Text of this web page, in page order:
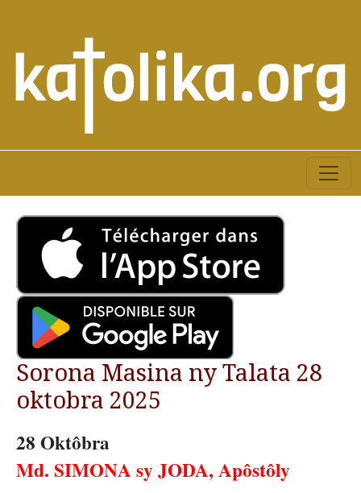
Sorona Masina ny Talata 28
oktobra 2025
28 Oktôbra
Md. SIMONA sy JODA, Apôstôly